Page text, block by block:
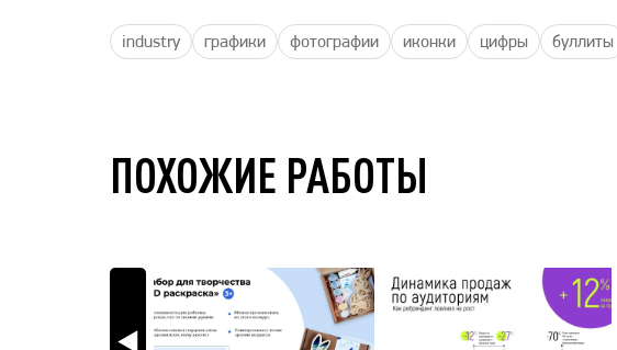
industry графики фотографии иконки цифры буллиты
ПОХОЖИЕ РАБОТЫ